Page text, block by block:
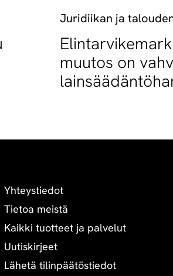
Juridiikan ja
muutos on
Yhteystiedot
Tietoa meistä
Kaikki tuotteet ja palvelut
Uutiskirjeet
Lähetä tilinpäätöstiedot